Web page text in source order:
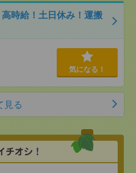
時給！土日休み！運搬
気になる！
見る